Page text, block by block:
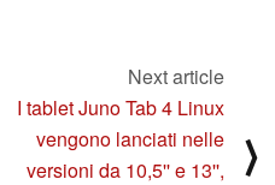
Next article
I tablet Juno Tab 4 Linux
vengono lanciati nelle
versioni da 10,5'' e 13'',
⟩